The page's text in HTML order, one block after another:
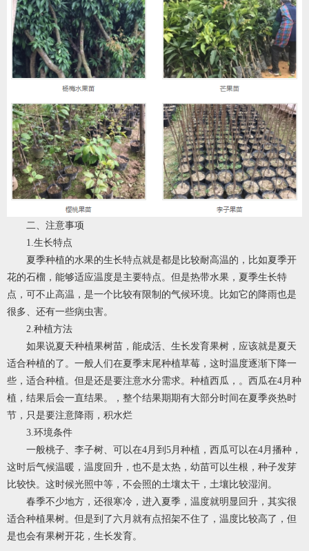
二、注意事项
1.生长特点
夏季种植的水果的生长特点就是都是比较耐高温的，比如夏季开
花的石榴，能够适应温度是主要特点。但是热带水果，夏季生长特
点，可不止高温，是一个比较有限制的气候环境。比如它的降雨也是
很多、还有一些病虫害。
2.种植方法
如果说夏天种植果树苗，能成活、生长发育果树，应该就是夏天
适合种植的了。一般人们在夏季末尾种植草莓，这时温度逐渐下降一
些，适合种植。但是还是要注意水分需求。种植西瓜，。西瓜在4月种
植，结果后会一直结果。，整个结果期期有大部分时间在夏季炎热时
节，只是要注意降雨，积水烂
3.环境条件
一般桃子、李子树、可以在4月到5月种植，西瓜可以在4月播种，
这时后气候温暖，温度回升，也不是太热，幼苗可以生根，种子发芽
比较快。这时候光照中等，不会照的土壤太干，土壤比较湿润。
春季不少地方，还很寒冷，进入夏季，温度就明显回升，其实很
适合种植果树。但是到了六月就有点招架不住了，温度比较高了，但
是也会有果树开花，生长发育。